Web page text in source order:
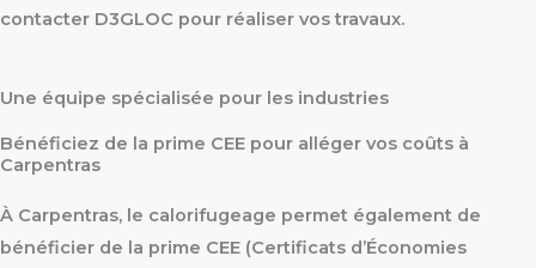
contacter D3GLOC pour réaliser vos travaux.
Une équipe spécialisée pour les industries
Bénéficiez de la prime CEE pour alléger vos coûts à
Carpentras
À Carpentras, le calorifugeage permet également de
bénéficier de la prime CEE (Certificats d’Économies